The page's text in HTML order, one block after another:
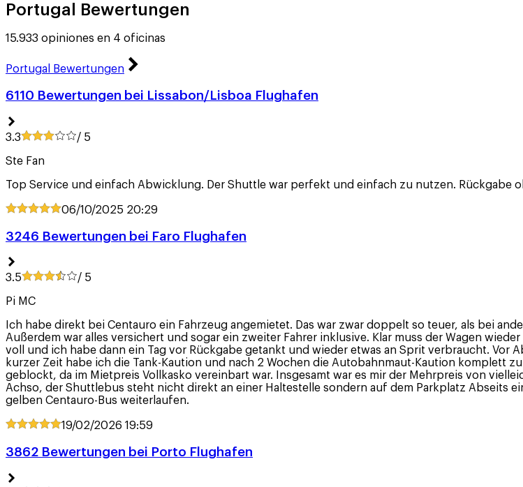
Portugal Bewertungen
15.933 opiniones en 4 oficinas
Portugal Bewertungen
6110 Bewertungen bei Lissabon/Lisboa Flughafen
3.3 / 5
Ste Fan
Top Service und einfach Abwicklung. Der Shuttle war perfekt und einfach zu nutzen. Rückgabe
06/10/2025 20:29
3246 Bewertungen bei Faro Flughafen
3.5 / 5
Pi MC
Ich habe direkt bei Centauro ein Fahrzeug angemietet. Das war zwar doppelt so teuer, als bei
Außerdem war alles versichert und sogar ein zweiter Fahrer inklusive. Klar muss der Wagen
voll und ich habe dann ein Tag vor Rückgabe getankt und wieder etwas an Sprit verbraucht.
kurzer Zeit habe ich die Tank-Kaution und nach 2 Wochen die Autobahnmaut-Kaution komplett
geblockt, da im Mietpreis Vollkasko vereinbart war. Insgesamt war es mir der Mehrpreis von
Achso, der Shuttlebus steht nicht direkt an einer Haltestelle sondern auf dem Parkplatz Abseits
gelben Centauro-Bus weiterlaufen.
19/02/2026 19:59
3862 Bewertungen bei Porto Flughafen